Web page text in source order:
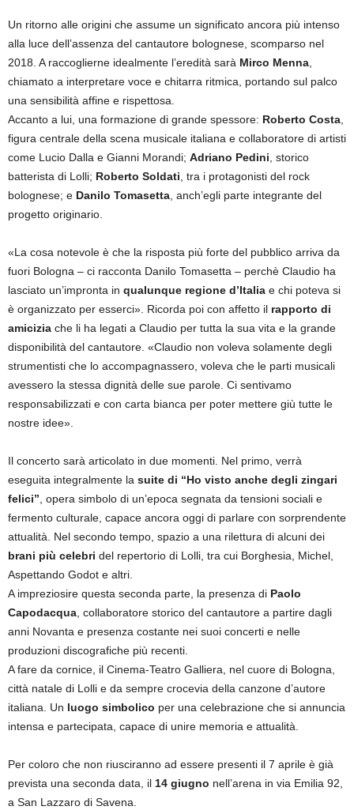
Un ritorno alle origini che assume un significato ancora più intenso
alla luce dell’assenza del cantautore bolognese, scomparso nel
2018. A raccoglierne idealmente l’eredità sarà Mirco Menna,
chiamato a interpretare voce e chitarra ritmica, portando sul palco
una sensibilità affine e rispettosa.
Accanto a lui, una formazione di grande spessore: Roberto Costa,
figura centrale della scena musicale italiana e collaboratore di artisti
come Lucio Dalla e Gianni Morandi; Adriano Pedini, storico
batterista di Lolli; Roberto Soldati, tra i protagonisti del rock
bolognese; e Danilo Tomasetta, anch’egli parte integrante del
progetto originario.
«La cosa notevole è che la risposta più forte del pubblico arriva da
fuori Bologna – ci racconta Danilo Tomasetta – perchè Claudio ha
lasciato un’impronta in qualunque regione d’Italia e chi poteva si
è organizzato per esserci». Ricorda poi con affetto il rapporto di
amicizia che li ha legati a Claudio per tutta la sua vita e la grande
disponibilità del cantautore. «Claudio non voleva solamente degli
strumentisti che lo accompagnassero, voleva che le parti musicali
avessero la stessa dignità delle sue parole. Ci sentivamo
responsabilizzati e con carta bianca per poter mettere giù tutte le
nostre idee».
Il concerto sarà articolato in due momenti. Nel primo, verrà
eseguita integralmente la suite di “Ho visto anche degli zingari
felici”, opera simbolo di un’epoca segnata da tensioni sociali e
fermento culturale, capace ancora oggi di parlare con sorprendente
attualità. Nel secondo tempo, spazio a una rilettura di alcuni dei
brani più celebri del repertorio di Lolli, tra cui Borghesia, Michel,
Aspettando Godot e altri.
A impreziosire questa seconda parte, la presenza di Paolo
Capodacqua, collaboratore storico del cantautore a partire dagli
anni Novanta e presenza costante nei suoi concerti e nelle
produzioni discografiche più recenti.
A fare da cornice, il Cinema-Teatro Galliera, nel cuore di Bologna,
città natale di Lolli e da sempre crocevia della canzone d’autore
italiana. Un luogo simbolico per una celebrazione che si annuncia
intensa e partecipata, capace di unire memoria e attualità.
Per coloro che non riusciranno ad essere presenti il 7 aprile è già
prevista una seconda data, il 14 giugno nell’arena in via Emilia 92,
a San Lazzaro di Savena.